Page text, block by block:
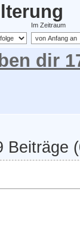
Im Zeitraum
dir
Beiträge